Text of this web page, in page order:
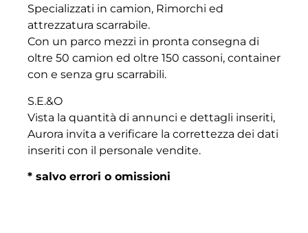
Specializzati in camion, Rimorchi ed
attrezzatura scarrabile.
Con un parco mezzi in pronta consegna di
oltre 50 camion ed oltre 150 cassoni, container
con e senza gru scarrabili.
S.E.&O
Vista la quantità di annunci e dettagli inseriti,
Aurora invita a verificare la correttezza dei dati
inseriti con il personale vendite.
* salvo errori o omissioni